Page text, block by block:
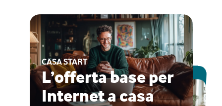
CASA START
L’offerta base per
Internet a casa
ESCLUSIVA ONLINE